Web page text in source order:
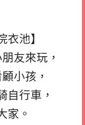
池】
友來玩，
小孩，
自行車，
家。